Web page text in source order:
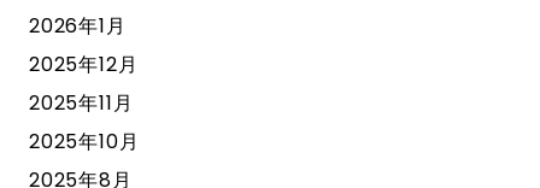
2026年1月
2025年12月
2025年11月
2025年10月
2025年8月